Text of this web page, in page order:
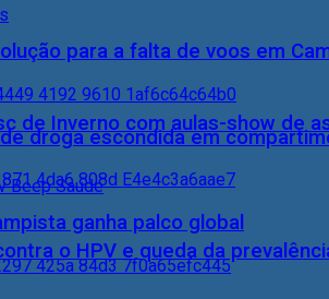
de Inverno com aulas-show de
o HPV e queda da
para a falta de voos em
droga escondida em
ganha palco global